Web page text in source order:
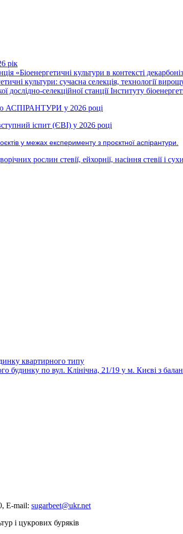
рік
«Біоенергетичні культури в контексті
культури: сучасна селекція, технології
селекційної станції Інституту
АСПІРАНТУРИ у 2026 році
іспит (ЄВІ) у 2026 році
у межах експерименту з проєктної аспірантури.
рослин стевії, ейхорнії, насіння стевії і
квартирного типу
по вул. Клінічна, 21/19 у м. Києві з
E-mail: sugarbeet@ukr.net
і цукрових буряків